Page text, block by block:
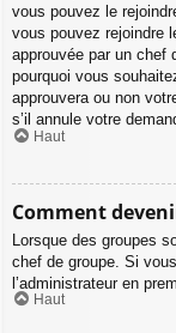
vous pouvez le
vous pouvez rejoindre
approuvée par un chef
pourquoi vous
approuvera ou non
s’il annule votre
Haut
Comment
Lorsque des groupes
chef de groupe. Si
l’administrateur en
Haut